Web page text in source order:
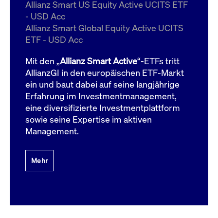
Allianz Smart US Equity Active UCITS ETF
- USD Acc
Allianz Smart Global Equity Active UCITS
ETF - USD Acc
Mit den „Allianz Smart Active“-ETFs tritt
AllianzGI in den europäischen ETF-Markt
ein und baut dabei auf seine langjährige
Erfahrung im Investmentmanagement,
eine diversifizierte Investmentplattform
sowie seine Expertise im aktiven
Management.
Mehr
ApplicationGatewayAffinityCORS
boerse.com
Domain
bis